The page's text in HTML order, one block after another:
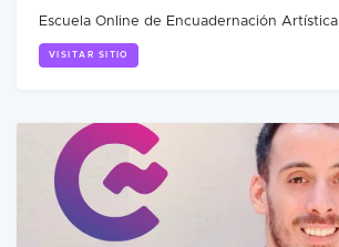
Escuela Online de Encuadernación Artística
VISITAR SITIO